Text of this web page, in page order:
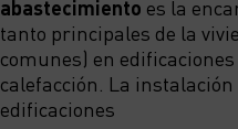
abastecimiento es la
tanto principales de la
comunes) en
calefacción. La
edificaciones